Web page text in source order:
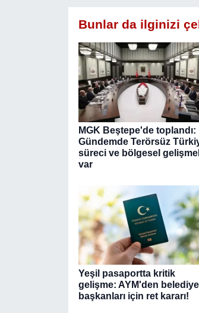
Bunlar da ilginizi
MGK Beştepe'de toplandı:
Gündemde Terörsüz
süreci ve bölgesel
var
Yeşil pasaportta kritik
gelişme: AYM'den belediye
başkanları için ret kararı!